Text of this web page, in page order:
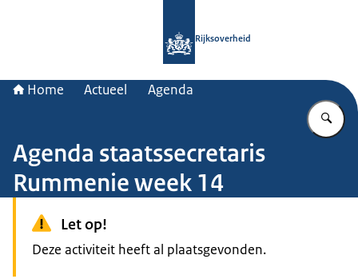
Rijksoverheid
Home Actueel Agenda
Agenda staatssecretaris
Rummenie week 14
Let op!
Deze activiteit heeft al plaatsgevonden.